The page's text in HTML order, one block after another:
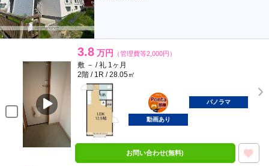
3.8 万円 （管理費等2,000円）
敷 － / 礼 1ヶ月
2階 / 1R / 28.05㎡
ポンタ
部屋
パノラマ
動画あり
お問い合わせ(無料)